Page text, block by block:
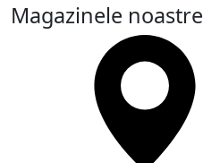
Magazinele noastre